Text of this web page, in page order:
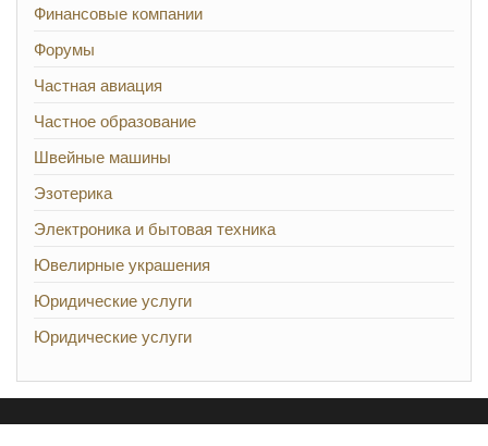
Финансовые компании
Форумы
Частная авиация
Частное образование
Швейные машины
Эзотерика
Электроника и бытовая техника
Ювелирные украшения
Юридические услуги
Юридические услуги